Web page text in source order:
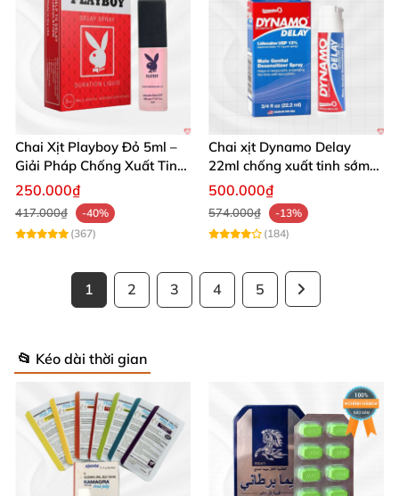
Chai Xịt Playboy Đỏ 5ml –
Giải Pháp Chống Xuất Tinh
Hiệu Quả
250.000₫
417.000₫
-40%
(367)
Chai xịt Dynamo Delay
22ml chống xuất tinh sớm
kéo dài hiệu quả
500.000₫
574.000₫
-13%
(184)
1 2 3 4 5
📂 Kéo dài thời gian